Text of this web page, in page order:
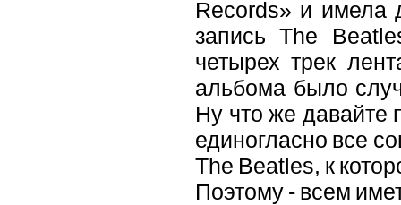
Records» и имела
запись The
четырех трек
альбома было
Ну что же давайте
единогласно все
The Beatles, к
Поэтому - всем